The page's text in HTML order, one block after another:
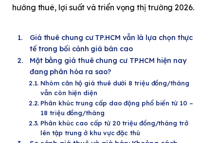
hướng thuê, lợi suất và triển vọng thị trường 2026.
Giá thuê chung cư TP.HCM vẫn là lựa chọn thực
tế trong bối cảnh giá bán cao
Mặt bằng giá thuê chung cư TP.HCM hiện nay
đang phân hóa ra sao?
Nhóm căn hộ giá thuê dưới 8 triệu đồng/tháng
vẫn còn hiện diện
Phân khúc trung cấp dao động phổ biến từ 10 –
18 triệu đồng/tháng
Phân khúc cao cấp từ 20 triệu đồng/tháng trở
lên tập trung ở khu vực đặc thù